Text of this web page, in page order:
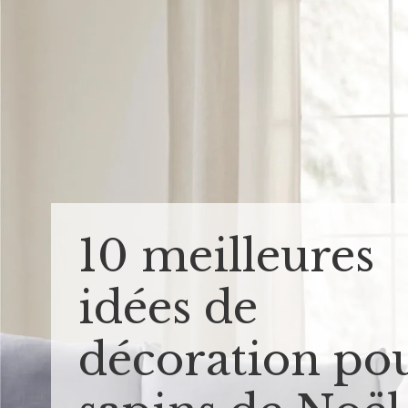
10 meilleures
idées de
décoration